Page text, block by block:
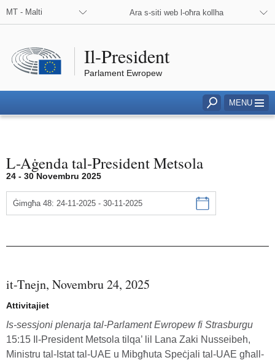
MT - Malti Ara s-siti web l-oħra kollha
Il-President
Parlament Ewropew
MENU
Click to access to search field
Aġenda
L-Aġenda tal-President Metsola
24 - 30 Novembru 2025
Ġimgħa 48: 24-11-2025 - 30-11-2025
it-Tnejn, Novembru 24, 2025
Attivitajiet
Is-sessjoni plenarja tal-Parlament Ewropew fi Strasburgu
15:15 Il-President Metsola tilqa’ lil Lana Zaki Nusseibeh,
Ministru tal-Istat tal-UAE u Mibgħuta Speċjali tal-UAE għall-